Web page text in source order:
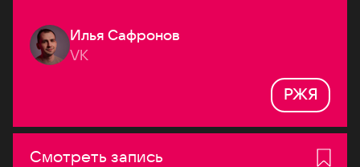
Илья Сафронов
VK
РЖЯ
Смотреть запись